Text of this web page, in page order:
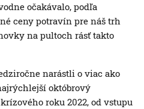
očakávalo, podľa
ceny potravín pre náš trh
na pultoch rásť takto
narástli o viac ako
októbrový
roku 2022, od vstupu